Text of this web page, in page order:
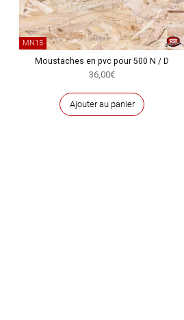
MN15
Moustaches en pvc pour 500 N / D
36,00€
Ajouter au panier